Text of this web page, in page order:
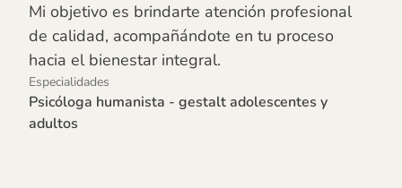
Mi objetivo es brindarte atención profesional
de calidad, acompañándote en tu proceso
hacia el bienestar integral.
Especialidades
Psicóloga humanista - gestalt adolescentes y
adultos